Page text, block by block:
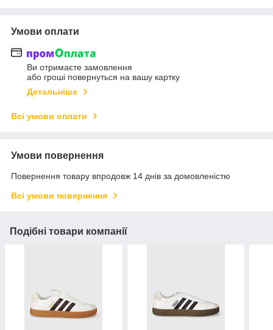
Умови оплати
Ви отримаєте замовлення
або гроші повернуться на вашу картку
Детальніше
Всі умови оплати
Умови повернення
Повернення товару впродовж 14 днів за домовленістю
Всі умови повернення
Подібні товари компанії